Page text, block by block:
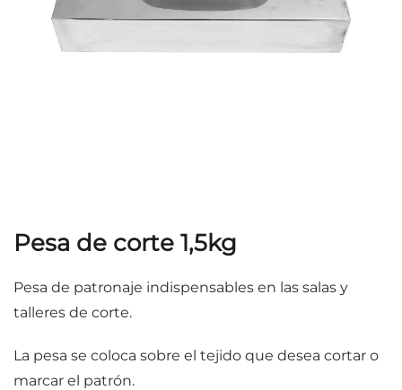
Pesa de corte 1,5kg
Pesa de patronaje indispensables en las salas y
talleres de corte.
La pesa se coloca sobre el tejido que desea cortar o
marcar el patrón.